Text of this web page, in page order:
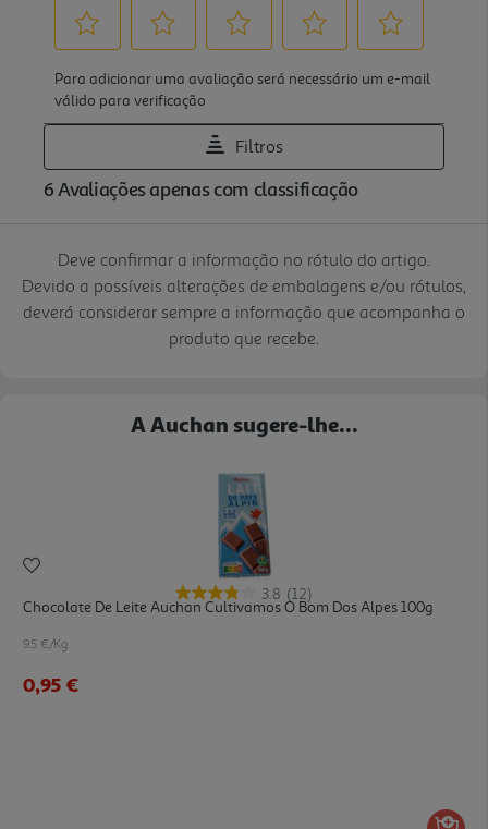
Deve confirmar a informação no rótulo do artigo.
Devido a possíveis alterações de embalagens e/ou rótulos,
deverá considerar sempre a informação que acompanha o
produto que recebe.
A Auchan sugere-lhe...
3.8 (12)
Chocolate De Leite Auchan Cultivamos O Bom Dos Alpes 100g
9.5 €/Kg
0,95 €